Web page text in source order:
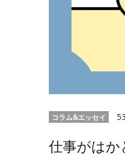
コラム&エッセイ
仕事がは